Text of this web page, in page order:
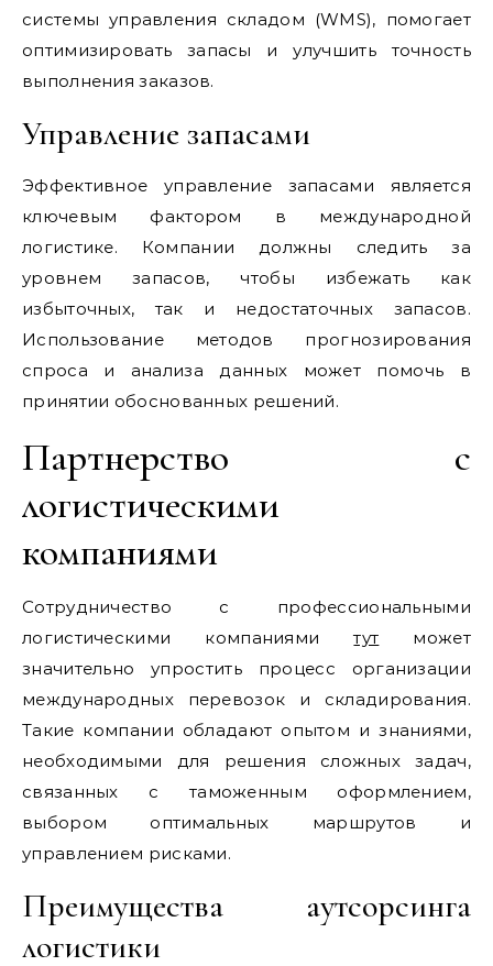
системы управления складом (WMS), помогает
оптимизировать запасы и улучшить точность
выполнения заказов.
Управление запасами
Эффективное управление запасами является
ключевым фактором в международной
логистике. Компании должны следить за
уровнем запасов, чтобы избежать как
избыточных, так и недостаточных запасов.
Использование методов прогнозирования
спроса и анализа данных может помочь в
принятии обоснованных решений.
Партнерство с
логистическими
компаниями
Сотрудничество с профессиональными
логистическими компаниямитут может
значительно упростить процесс организации
международных перевозок и складирования.
Такие компании обладают опытом и знаниями,
необходимыми для решения сложных задач,
связанных с таможенным оформлением,
выбором оптимальных маршрутов и
управлением рисками.
Преимущества аутсорсинга
логистики